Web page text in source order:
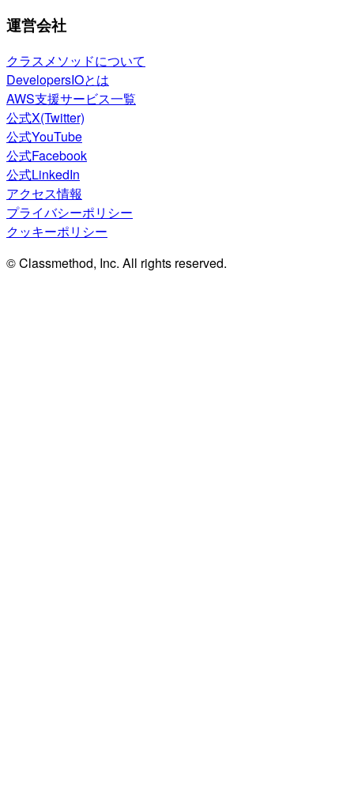
運営会社
クラスメソッドについて
DevelopersIOとは
AWS支援サービス一覧
公式X(Twitter)
公式YouTube
公式Facebook
公式LinkedIn
アクセス情報
プライバシーポリシー
クッキーポリシー
© Classmethod, Inc. All rights reserved.